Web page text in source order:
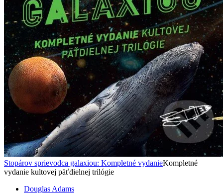
Stopárov sprievodca galaxiou: Kompletné vydanieKompletné
vydanie kultovej päťdielnej trilógie
Douglas Adams